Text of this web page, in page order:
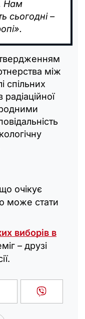
Нам
сьогодні –
між
спільних
очікує
може стати
виборів в
– друзі